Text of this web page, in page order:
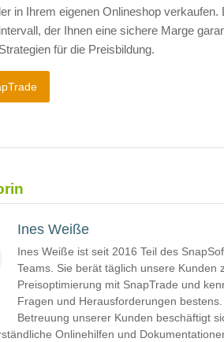
in Ihrem eigenen Onlineshop verkaufen.
der Ihnen eine sichere Marge
für die Preisbildung.
Ines Weiße
Ines Weiße ist seit 2016 Teil des
Teams. Sie berät täglich unsere Kunden
Preisoptimierung mit SnapTrade und
Fragen und Herausforderungen
Betreuung unserer Kunden beschäftigt
Onlinehilfen und